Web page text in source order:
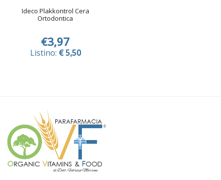
Ideco Plakkontrol Cera
Ortodontica
€3,97
Listino: € 5,50